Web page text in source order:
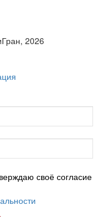
2026
своё согласие